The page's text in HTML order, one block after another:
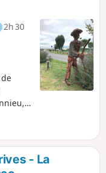
2h 30
les
- La